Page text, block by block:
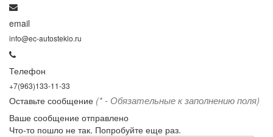
email
info@ec-autosteklo.ru
Телефон
+7(963)133-11-33
Оставьте сообщение (* - Обязательные к заполнению поля)
Ваше сообщение отправлено
Что-то пошло не так. Попробуйте еще раз.